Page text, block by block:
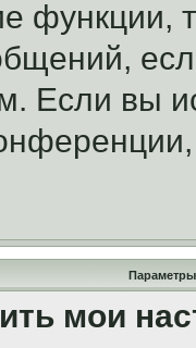
функции,
Если вы
Параметры
мои